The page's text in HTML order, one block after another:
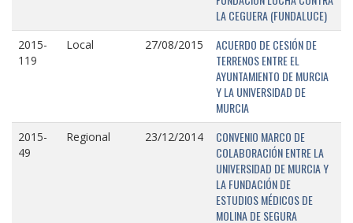
LA CEGUERA (FUNDALUCE)
2015-
119
Local 27/08/2015
ACUERDO DE CESIÓN DE
TERRENOS ENTRE EL
AYUNTAMIENTO DE MURCIA
Y LA UNIVERSIDAD DE
MURCIA
2015-
49
Regional 23/12/2014
CONVENIO MARCO DE
COLABORACIÓN ENTRE LA
UNIVERSIDAD DE MURCIA Y
LA FUNDACIÓN DE
ESTUDIOS MÉDICOS DE
MOLINA DE SEGURA